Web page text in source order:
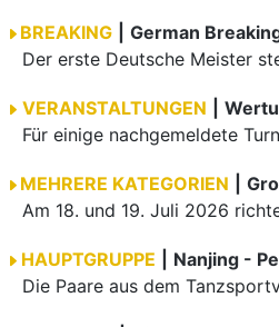
BREAKING
VERANSTALTUNGEN
MEHRERE KATEGORIEN
HAUPTGRUPPE